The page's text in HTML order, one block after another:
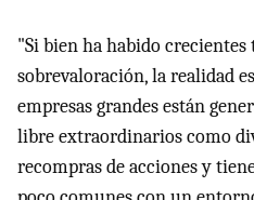
"Si bien ha habido crecientes
sobrevaloración, la realidad
empresas grandes están
libre extraordinarios como
recompras de acciones y